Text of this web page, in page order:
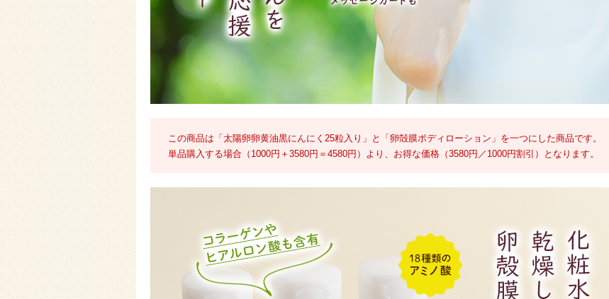
この商品は「太陽卵卵黄油黒にんにく25粒入り」と「卵殻膜ボディローション」を一つにした商品です。
単品購入する場合（1000円＋3580円＝4580円）より、お得な価格（3580円／1000円割引）となります。